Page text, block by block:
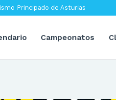
Principado de Asturias
Campeonatos